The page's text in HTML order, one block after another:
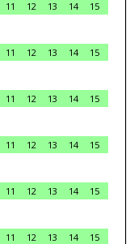
11 12 13 14
15
11 12 13 14
15
11 12 13 14
15
11 12 13 14
15
11 12 13 14
15
11 12 13 14
15